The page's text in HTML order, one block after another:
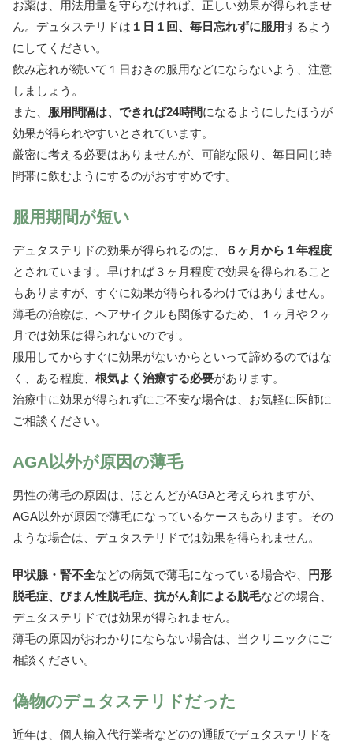
お薬は、用法用量を守らなければ、正しい効果が得られませ
ん。デュタステリドは １日１回、毎日忘れずに服用するよう
にしてください。
飲み忘れが続いて１日おきの服用などにならないよう、注意
しましょう。
また、 服用間隔は、できれば24時間になるようにしたほうが
効果が得られやすいとされています。
厳密に考える必要はありませんが、可能な限り、毎日同じ時
間帯に飲むようにするのがおすすめです。
服用期間が短い
デュタステリドの効果が得られるのは、
６ヶ月から１年程度
とされています。早ければ３ヶ月程度で効果を得られること
もありますが、すぐに効果が得られるわけではありません。
薄毛の治療は、ヘアサイクルも関係するため、１ヶ月や２ヶ
月では効果は得られないのです。
服用してからすぐに効果がないからといって諦めるのではな
く、ある程度、 根気よく治療する必要があります。
治療中に効果が得られずにご不安な場合は、お気軽に医師に
ご相談ください。
AGA以外が原因の薄毛
男性の薄毛の原因は、ほとんどがAGAと考えられますが、
AGA以外が原因で薄毛になっているケースもあります。その
ような場合は、デュタステリドでは効果を得られません。
甲状腺・腎不全などの病気で薄毛になっている場合や、
円形
脱毛症、びまん性脱毛症、抗がん剤による脱毛などの場合、
デュタステリドでは効果が得られません。
薄毛の原因がおわかりにならない場合は、当クリニックにご
相談ください。
偽物のデュタステリドだった
近年は、個人輸入代行業者などのの通販でデュタステリドを